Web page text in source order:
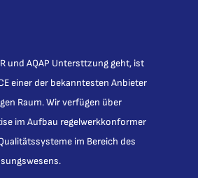
und AQAP Untersttzung geht, ist
einer der bekanntesten Anbieter
Raum. Wir verfügen über
im Aufbau regelwerkkonformer
im Bereich des